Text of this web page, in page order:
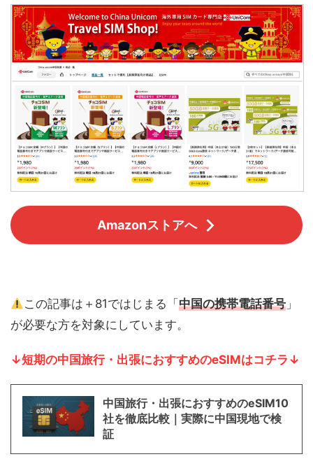
Amazonストアへ
この記事は＋81ではじまる「中国の携帯電話番号 」
が必要な方を対象にしています。
↓短期の中国旅行・出張におすすめのeSIMはコチラ↓
中国旅行・出張におすすめのeSIM10
社を徹底比較｜実際に中国現地で検
証